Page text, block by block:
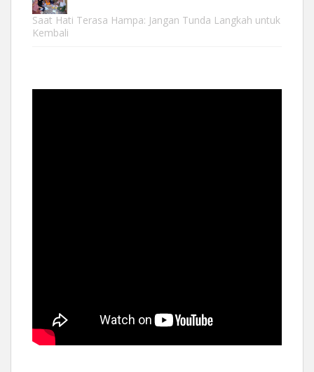
Saat Hati Terasa Hampa: Jangan Tunda Langkah untuk
Kembali